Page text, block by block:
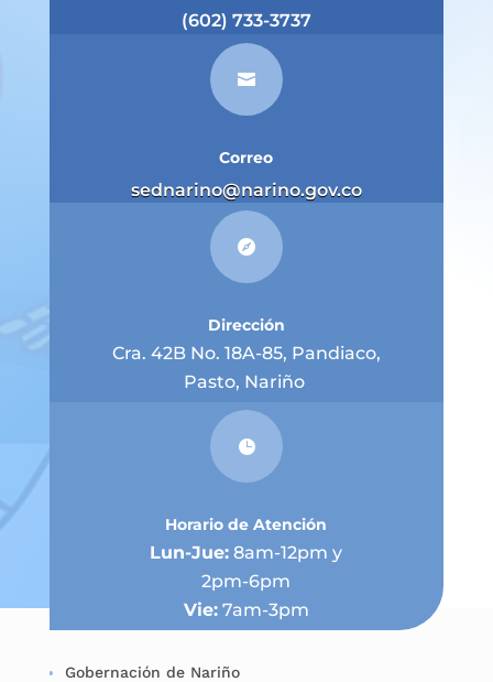
(602) 733-3737

Correo
sednarino@narino.gov.co

Dirección
Cra. 42B No. 18A-85, Pandiaco,
Pasto, Nariño

Horario de Atención
Lun-Jue: 8am-12pm y
2pm-6pm
Vie:7am-3pm
Gobernación de Nariño